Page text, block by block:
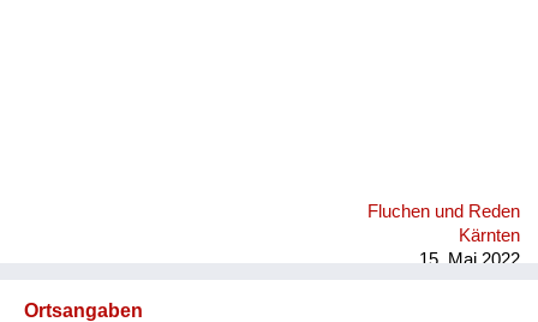
Fluchen und Reden
Kärnten
15. Mai 2022
Ortsangaben